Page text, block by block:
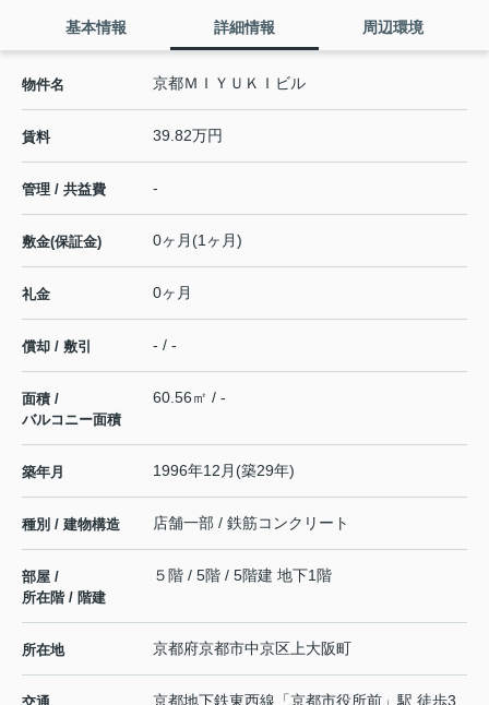
基本情報 詳細情報 周辺環境
物件名 京都ＭＩＹＵＫＩビル
賃料 39.82万円
管理 / 共益費 -
敷金(保証金) 0ヶ月(1ヶ月)
礼金 0ヶ月
償却 / 敷引 - / -
面積 /
バルコニー面積
60.56㎡ / -
築年月 1996年12月(築29年)
種別 / 建物構造 店舗一部 / 鉄筋コンクリート
部屋 /
所在階 / 階建
５階 / 5階 / 5階建 地下1階
所在地 京都府京都市中京区 上大阪町
京都地下鉄東西線 「京都市役所前 」駅 徒歩3